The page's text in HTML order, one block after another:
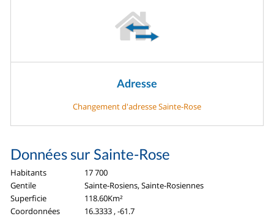
Adresse
Changement d'adresse Sainte-Rose
Données sur Sainte-Rose
Habitants
17 700
Gentile
Sainte-Rosiens, Sainte-Rosiennes
Superficie
118.60Km²
Coordonnées
16.3333 , -61.7